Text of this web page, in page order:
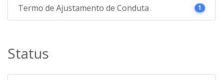
Termo de Ajustamento de Conduta 1
Status